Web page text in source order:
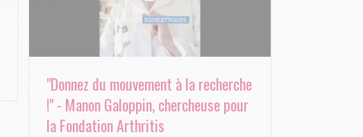
"Donnez du mouvement à la recherche
!" - Manon Galoppin, chercheuse pour
la Fondation Arthritis